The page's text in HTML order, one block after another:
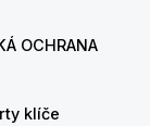
OCHRANA
klíče